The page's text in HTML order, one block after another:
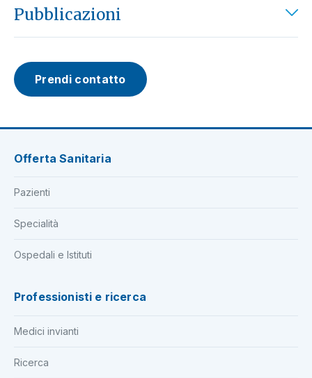
Pubblicazioni
Prendi contatto
Offerta Sanitaria
Pazienti
Specialità
Ospedali e Istituti
Professionisti e ricerca
Medici invianti
Ricerca